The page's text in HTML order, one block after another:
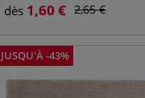
dès 1,60 € 2,65€
JUSQU'À-43%